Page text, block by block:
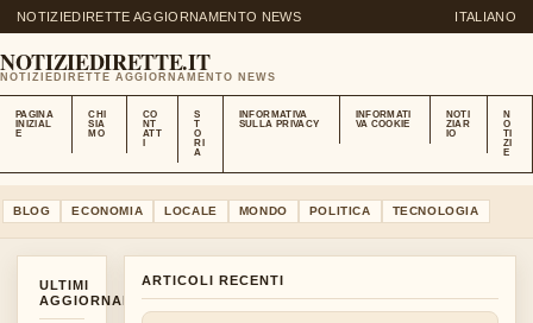
NOTIZIEDIRETTE AGGIORNAMENTO NEWS ITALIANO
NOTIZIEDIRETTE.IT
NOTIZIEDIRETTE AGGIORNAMENTO NEWS
PAGINA
INIZIAL
E
CHI
SIA
MO
CO
NT
ATT
S
T
O
RI
A
INFORMATIVA
SULLA PRIVACY
INFORMATI
VA COOKIE
NOTI
ZIAR
IO
N
O
TI
ZI
E
BLOG ECONOMIA LOCALE MONDO POLITICA TECNOLOGIA
ULTIMI
AGGIORNAMENTI
ARTICOLI RECENTI